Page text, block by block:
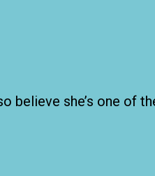
believe she’s one of